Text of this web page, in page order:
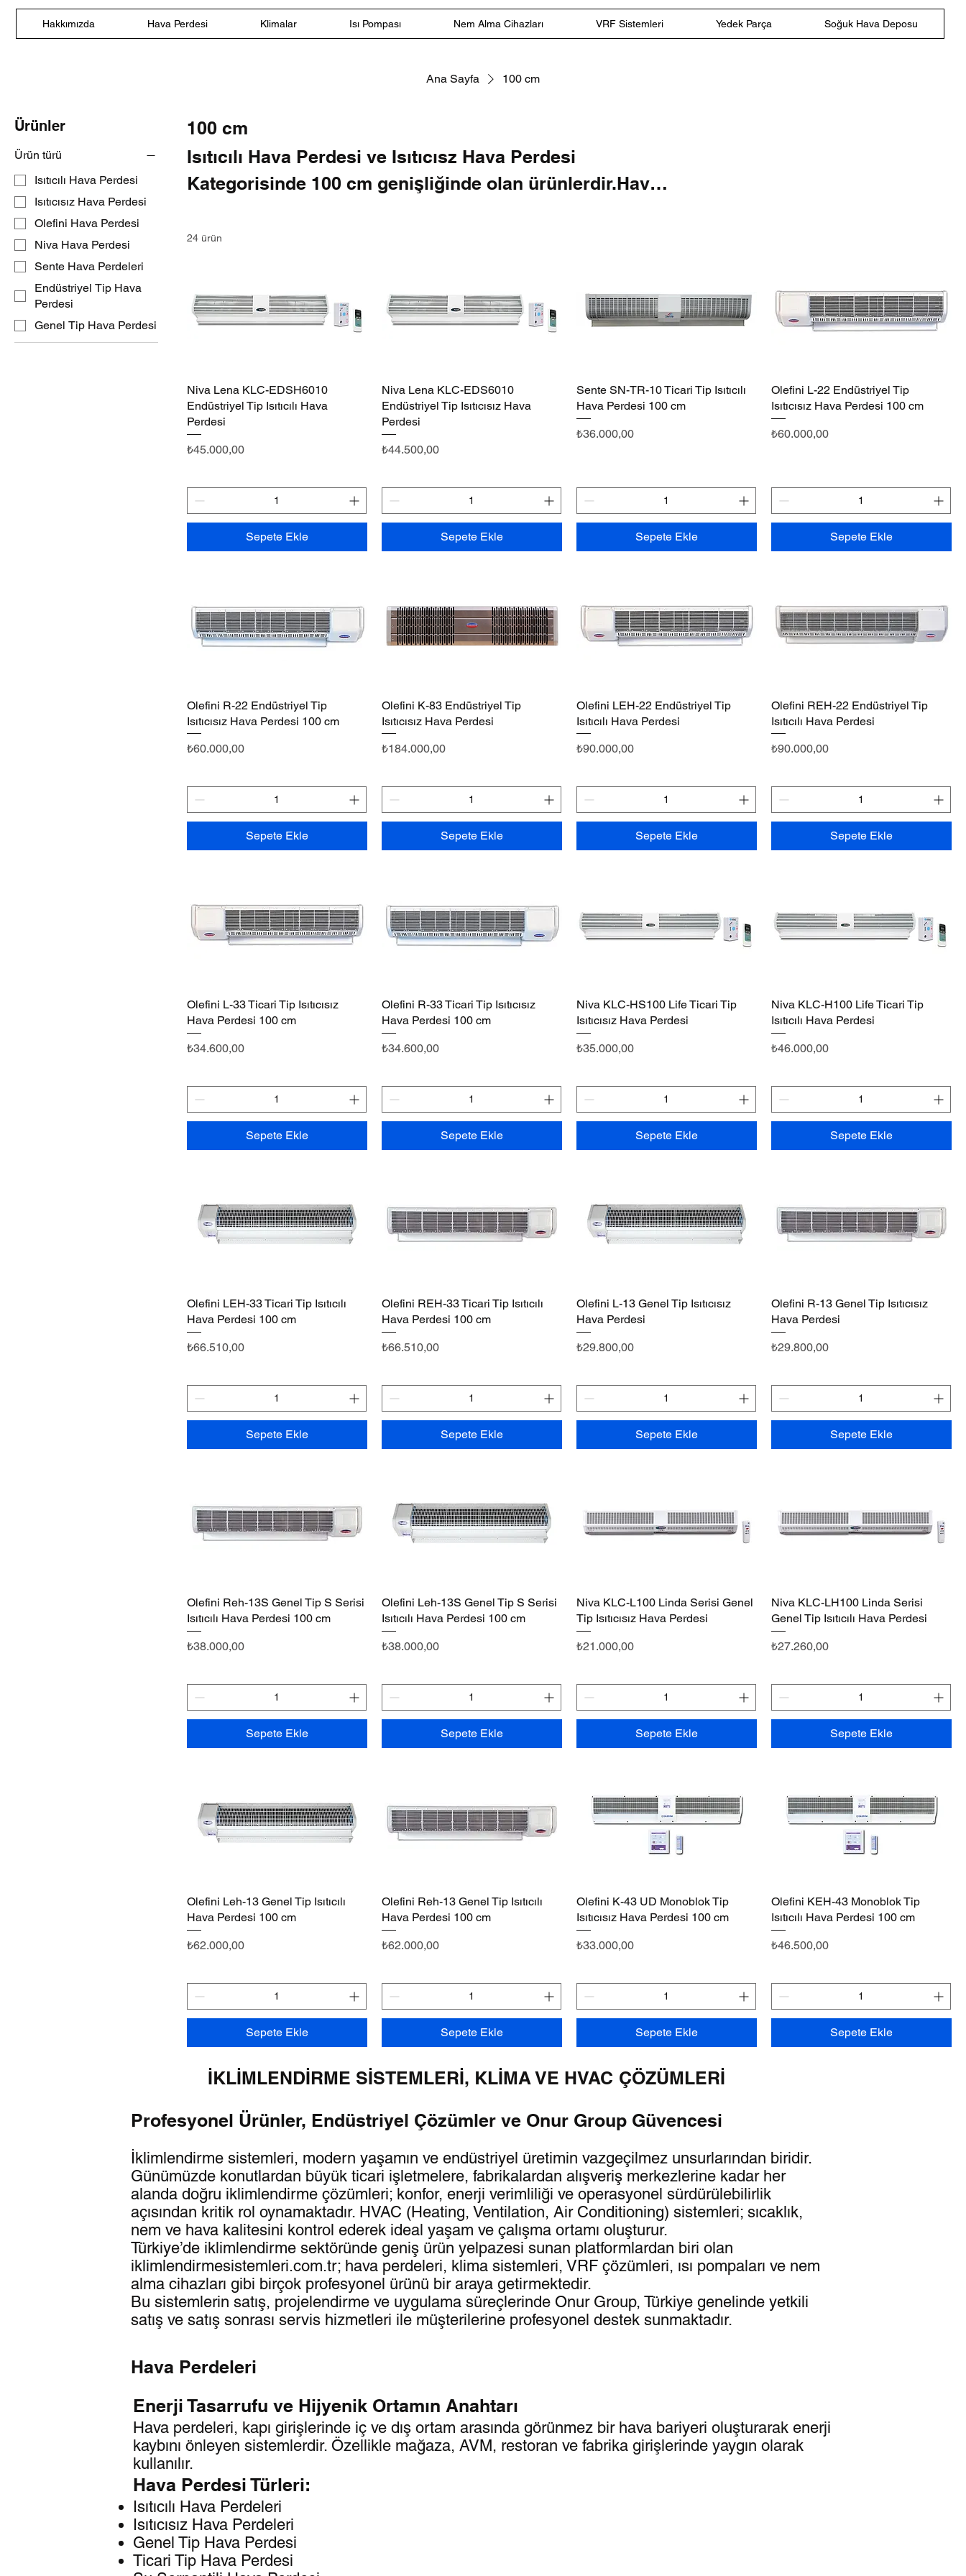
Hakkımızda Hava Perdesi Klimalar Isı Pompası Nem Alma Cihazları VRF Sistemleri Yedek Parça Soğuk Hava Deposu
Ana Sayfa 100 cm
Ürünler
Ürün türü
Isıtıcılı Hava Perdesi
Isıtıcısız Hava Perdesi
Olefini Hava Perdesi
Niva Hava Perdesi
Sente Hava Perdeleri
Endüstriyel Tip Hava
Perdesi
Genel Tip Hava Perdesi
100 cm
Isıtıcılı Hava Perdesi ve Isıtıcısz Hava Perdesi
Kategorisinde 100 cm genişliğinde olan ürünlerdir.Hava
sunulmaktadır.
24 ürün
Hızlı Bakış
Niva Lena KLC-EDSH6010
Endüstriyel Tip Isıtıcılı Hava
Perdesi
Fiyat
₺45.000,00
Sepete Ekle
Hızlı Bakış
Niva Lena KLC-EDS6010
Endüstriyel Tip Isıtıcısız Hava
Perdesi
Fiyat
₺44.500,00
Sepete Ekle
Hızlı Bakış
Sente SN-TR-10 Ticari Tip Isıtıcılı
Hava Perdesi 100 cm
Fiyat
₺36.000,00
Sepete Ekle
Hızlı Bakış
Olefini L-22 Endüstriyel Tip
Isıtıcısız Hava Perdesi 100 cm
Fiyat
₺60.000,00
Sepete Ekle
Hızlı Bakış
Olefini R-22 Endüstriyel Tip
Isıtıcısız Hava Perdesi 100 cm
Fiyat
₺60.000,00
Sepete Ekle
Hızlı Bakış
Olefini K-83 Endüstriyel Tip
Isıtıcısız Hava Perdesi
Fiyat
₺184.000,00
Sepete Ekle
Hızlı Bakış
Olefini LEH-22 Endüstriyel Tip
Isıtıcılı Hava Perdesi
Fiyat
₺90.000,00
Sepete Ekle
Hızlı Bakış
Olefini REH-22 Endüstriyel Tip
Isıtıcılı Hava Perdesi
Fiyat
₺90.000,00
Sepete Ekle
Hızlı Bakış
Olefini L-33 Ticari Tip Isıtıcısız
Hava Perdesi 100 cm
Fiyat
₺34.600,00
Sepete Ekle
Hızlı Bakış
Olefini R-33 Ticari Tip Isıtıcısız
Hava Perdesi 100 cm
Fiyat
₺34.600,00
Sepete Ekle
Hızlı Bakış
Niva KLC-HS100 Life Ticari Tip
Isıtıcısız Hava Perdesi
Fiyat
₺35.000,00
Sepete Ekle
Hızlı Bakış
Niva KLC-H100 Life Ticari Tip
Isıtıcılı Hava Perdesi
Fiyat
₺46.000,00
Sepete Ekle
Hızlı Bakış
Olefini LEH-33 Ticari Tip Isıtıcılı
Hava Perdesi 100 cm
Fiyat
₺66.510,00
Sepete Ekle
Hızlı Bakış
Olefini REH-33 Ticari Tip Isıtıcılı
Hava Perdesi 100 cm
Fiyat
₺66.510,00
Sepete Ekle
Hızlı Bakış
Olefini L-13 Genel Tip Isıtıcısız
Hava Perdesi
Fiyat
₺29.800,00
Sepete Ekle
Hızlı Bakış
Olefini R-13 Genel Tip Isıtıcısız
Hava Perdesi
Fiyat
₺29.800,00
Sepete Ekle
Hızlı Bakış
Olefini Reh-13S Genel Tip S Serisi
Isıtıcılı Hava Perdesi 100 cm
Fiyat
₺38.000,00
Sepete Ekle
Hızlı Bakış
Olefini Leh-13S Genel Tip S Serisi
Isıtıcılı Hava Perdesi 100 cm
Fiyat
₺38.000,00
Sepete Ekle
Hızlı Bakış
Niva KLC-L100 Linda Serisi Genel
Tip Isıtıcısız Hava Perdesi
Fiyat
₺21.000,00
Sepete Ekle
Hızlı Bakış
Niva KLC-LH100 Linda Serisi
Genel Tip Isıtıcılı Hava Perdesi
Fiyat
₺27.260,00
Sepete Ekle
Hızlı Bakış
Olefini Leh-13 Genel Tip Isıtıcılı
Hava Perdesi 100 cm
Fiyat
₺62.000,00
Sepete Ekle
Hızlı Bakış
Olefini Reh-13 Genel Tip Isıtıcılı
Hava Perdesi 100 cm
Fiyat
₺62.000,00
Sepete Ekle
Hızlı Bakış
Olefini K-43 UD Monoblok Tip
Isıtıcısız Hava Perdesi 100 cm
Fiyat
₺33.000,00
Sepete Ekle
Hızlı Bakış
Olefini KEH-43 Monoblok Tip
Isıtıcılı Hava Perdesi 100 cm
Fiyat
₺46.500,00
Sepete Ekle
İKLİMLENDİRME SİSTEMLERİ, KLİMA VE HVAC ÇÖZÜMLERİ
Profesyonel Ürünler, Endüstriyel Çözümler ve Onur Group Güvencesi
İklimlendirme sistemleri, modern yaşamın ve endüstriyel üretimin vazgeçilmez unsurlarından biridir.
Günümüzde konutlardan büyük ticari işletmelere, fabrikalardan alışveriş merkezlerine kadar her
alanda doğru iklimlendirme çözümleri; konfor, enerji verimliliği ve operasyonel sürdürülebilirlik
açısından kritik rol oynamaktadır. HVAC (Heating, Ventilation, Air Conditioning) sistemleri; sıcaklık,
nem ve hava kalitesini kontrol ederek ideal yaşam ve çalışma ortamı oluşturur.
Türkiye’de iklimlendirme sektöründe geniş ürün yelpazesi sunan platformlardan biri olan
iklimlendirmesistemleri.com.tr; hava perdeleri, klima sistemleri, VRF çözümleri, ısı pompaları ve nem
alma cihazları gibi birçok profesyonel ürünü bir araya getirmektedir.
Bu sistemlerin satış, projelendirme ve uygulama süreçlerinde Onur Group, Türkiye genelinde yetkili
satış ve satış sonrası servis hizmetleri ile müşterilerine profesyonel destek sunmaktadır.
Hava Perdeleri
Enerji Tasarrufu ve Hijyenik Ortamın Anahtarı
Hava perdeleri, kapı girişlerinde iç ve dış ortam arasında görünmez bir hava bariyeri oluşturarak enerji
kaybını önleyen sistemlerdir. Özellikle mağaza, AVM, restoran ve fabrika girişlerinde yaygın olarak
kullanılır.
Hava Perdesi Türleri:
Isıtıcılı Hava Perdeleri
Isıtıcısız Hava Perdeleri
Genel Tip Hava Perdesi
Ticari Tip Hava Perdesi